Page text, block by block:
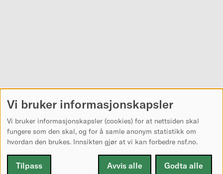
Vi bruker informasjonskapsler
Vi bruker informasjonskapsler (cookies) for at nettsiden skal
fungere som den skal, og for å samle anonym statistikk om
hvordan den brukes. Innsikten gjør at vi kan forbedre nsf.no.
Tilpass Avvis alle Godta alle